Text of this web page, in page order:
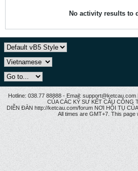
No activity results to
Hotline: 038.77 88888 - Email:
CỦA CÁC KỸ SƯ KẾT CẤU CÔNG
DIỄN ĐÀN http://ketcau.com/forum NƠI HỘI TỤ
All times are GMT+7. This page